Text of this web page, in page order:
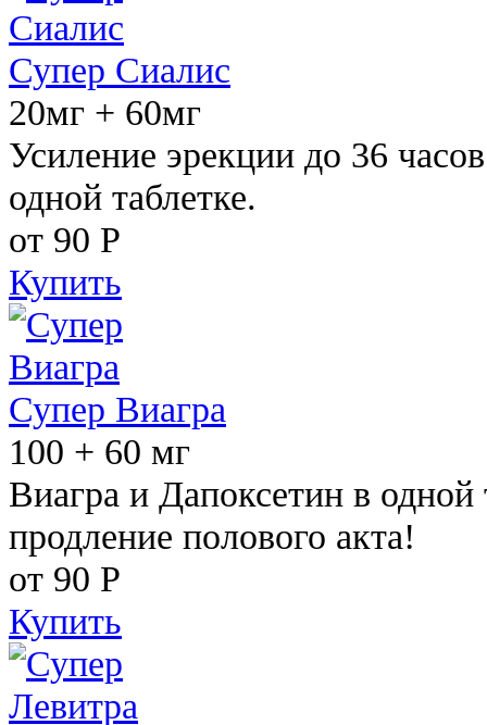
Супер Сиалис
20мг + 60мг
Усиление эрекции до 36
одной таблетке.
от 90 Р
Купить
Супер Виагра
100 + 60 мг
Виагра и Дапоксетин в одной
продление полового акта!
от 90 Р
Купить